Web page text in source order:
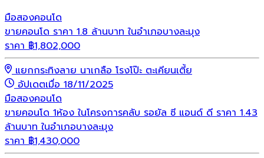
มือสองคอนโด
ขายคอนโด ราคา 1.8 ล้านบาท ในอำเภอบางละมุง
ราคา ฿1,802,000
แยกกระทิงลาย นาเกลือ โรงโป๊ะ ตะเคียนเตี้ย
อัปเดตเมื่อ 18/11/2025
มือสองคอนโด
ขายคอนโด 1ห้อง ในโครงการคลับ รอยัล ซี แอนด์ ดี ราคา 1.43
ล้านบาท ในอำเภอบางละมุง
ราคา ฿1,430,000